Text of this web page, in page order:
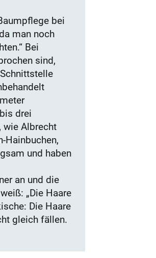
bei
man noch
Bei
sind,
drei
wie Albrecht
Hainbuchen,
und haben
an und die
„Die Haare
Die Haare
gleich fällen.